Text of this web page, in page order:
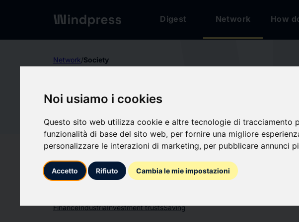
Noi usiamo i cookies
Questo sito web utilizza cookie e altre tecnologie di tracciamento
funzionalità di base del sito web, per fornire una migliore
personalizzare le interazioni di marketing, per pubblicare annunci
Accetto Rifiuto Cambia le mie impostazioni
Digest Network How
Network/Society
DE DEXELANCE
Follow updates
What we write about
FinanceIndustriaInvestment trustsSaving